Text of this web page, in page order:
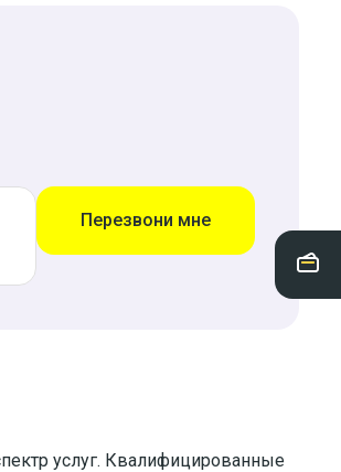
Перезвони мне
услуг. Квалифицированные